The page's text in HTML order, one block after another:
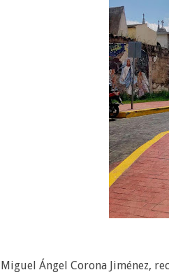
Miguel Ángel Corona Jiménez,